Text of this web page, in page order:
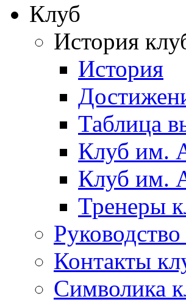
Клуб
История
История
Таблица
Клуб им.
Клуб им.
Тренеры
Контакты
Символика